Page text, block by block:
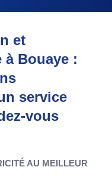
et
à Bouaye :
service
vous
AU MEILLEUR